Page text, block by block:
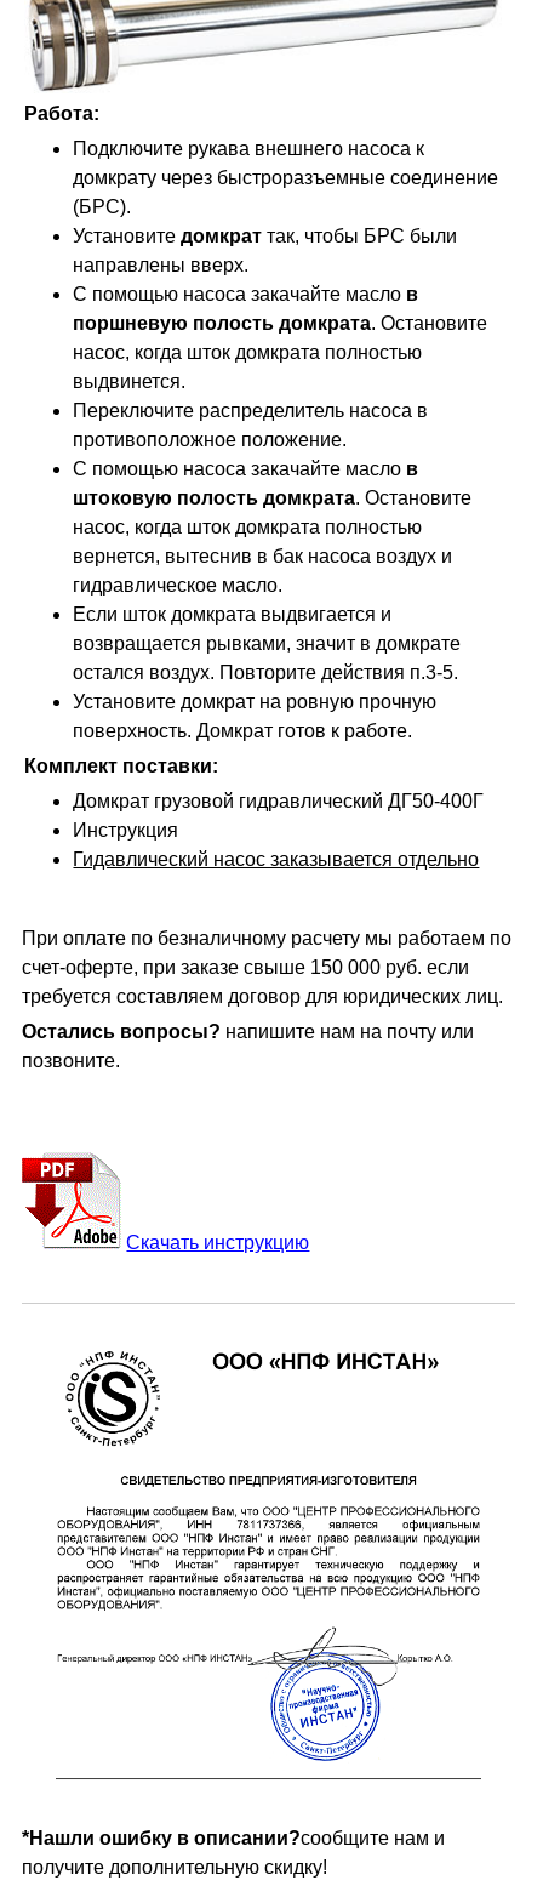
Работа:
Подключите рукава внешнего насоса к
домкрату через быстроразъемные соединение
(БРС).
Установитедомкрат так, чтобы БРС были
направлены вверх.
С помощью насоса закачайте масло в
поршневую полость домкрата. Остановите
насос, когда шток домкрата полностью
выдвинется.
Переключите распределитель насоса в
противоположное положение.
С помощью насоса закачайте масло в
штоковую полость домкрата. Остановите
насос, когда шток домкрата полностью
вернется, вытеснив в бак насоса воздух и
гидравлическое масло.
Если шток домкрата выдвигается и
возвращается рывками, значит в домкрате
остался воздух. Повторите действия п.3-5.
Установите домкрат на ровную прочную
поверхность. Домкрат готов к работе.
Комплект поставки:
Домкрат грузовой гидравлический ДГ50-400Г
Инструкция
Гидавлический насос заказывается отдельно
При оплате по безналичному расчету мы работаем по
счет-оферте, при заказе свыше 150 000 руб. если
требуется составляем договор для юридических лиц.
Остались вопросы? напишите нам на почту или
позвоните.
Скачать инструкцию
*Нашли ошибку в описании?сообщите нам и
получите дополнительную скидку!